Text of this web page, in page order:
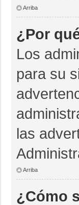
Arriba
¿Por
Los
para su
las
Arriba
¿Cómo